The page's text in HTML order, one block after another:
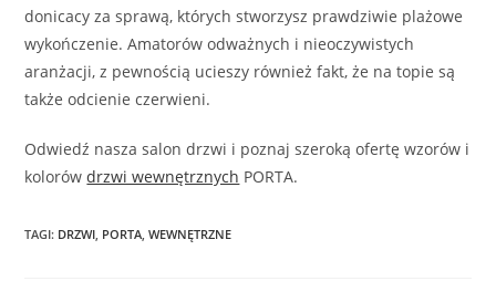
donicacy za sprawą, których stworzysz prawdziwie plażowe
wykończenie. Amatorów odważnych i nieoczywistych
aranżacji, z pewnością ucieszy również fakt, że na topie są
także odcienie czerwieni.
Odwiedź nasza salon drzwi i poznaj szeroką ofertę wzorów i
kolorówdrzwi wewnętrznych PORTA.
TAGI: DRZWI PORTA WEWNĘTRZNE